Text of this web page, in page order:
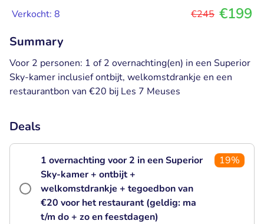
Verkocht: 8 €245 €199
Summary
Voor 2 personen: 1 of 2 overnachting(en) in een Superior
Sky-kamer inclusief ontbijt, welkomstdrankje en een
restaurantbon van €20 bij Les 7 Meuses
Deals
1 overnachting voor 2 in een Superior
Sky-kamer + ontbijt +
welkomstdrankje + tegoedbon van
€20 voor het restaurant (geldig: ma
t/m do + zo en feestdagen)
19%